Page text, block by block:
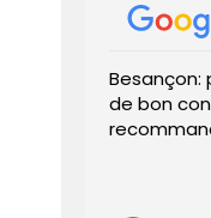
Besançon:
de bon